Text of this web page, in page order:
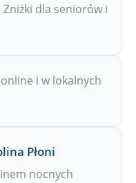
Zniżki dla seniorów i
i w lokalnych
Płoni
nocnych